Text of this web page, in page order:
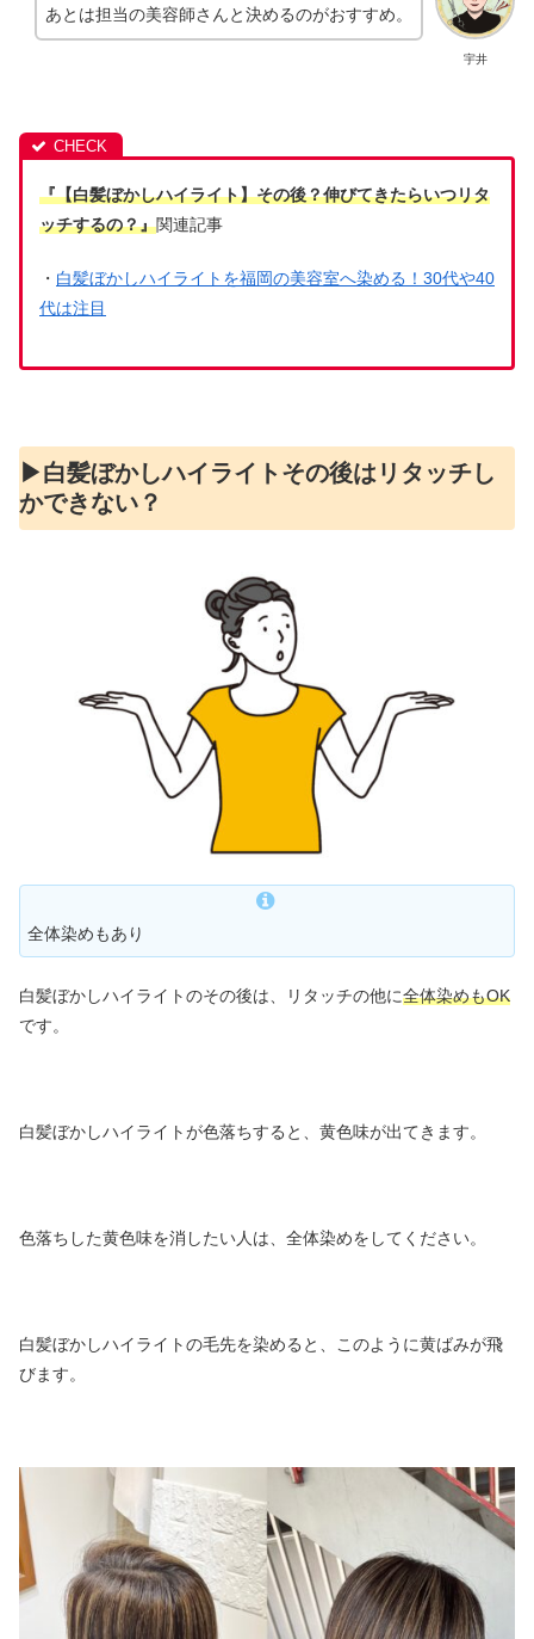
宇井
あとは担当の美容師さんと決めるのがおすすめ。
『【白髪ぼかしハイライト】その後？伸びてきたらいつリタ
ッチするの？』関連記事
・ 白髪ぼかしハイライトを福岡の美容室へ染める！30代や40
代は注目
▶︎白髪ぼかしハイライトその後はリタッチし
かできない？
全体染めもあり
白髪ぼかしハイライトのその後は、リタッチの他に全体染めもOK
です。
白髪ぼかしハイライトが色落ちすると、黄色味が出てきます。
色落ちした黄色味を消したい人は、全体染めをしてください。
白髪ぼかしハイライトの毛先を染めると、このように黄ばみが飛
びます。